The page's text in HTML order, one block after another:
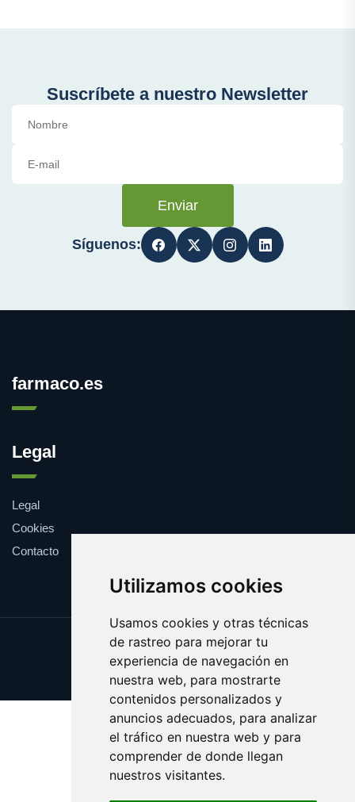
Utilizamos cookies
Usamos cookies y otras técnicas
de rastreo para mejorar tu
experiencia de navegación en
nuestra web, para mostrarte
contenidos personalizados y
anuncios adecuados, para analizar
el tráfico en nuestra web y para
comprender de donde llegan
nuestros visitantes.
Suscríbete a nuestro Newsletter
Enviar
Síguenos:
farmaco.es
Legal
Legal
Cookies
Contacto
Update cookies preferences
Copyright © 2025 farmaco.es